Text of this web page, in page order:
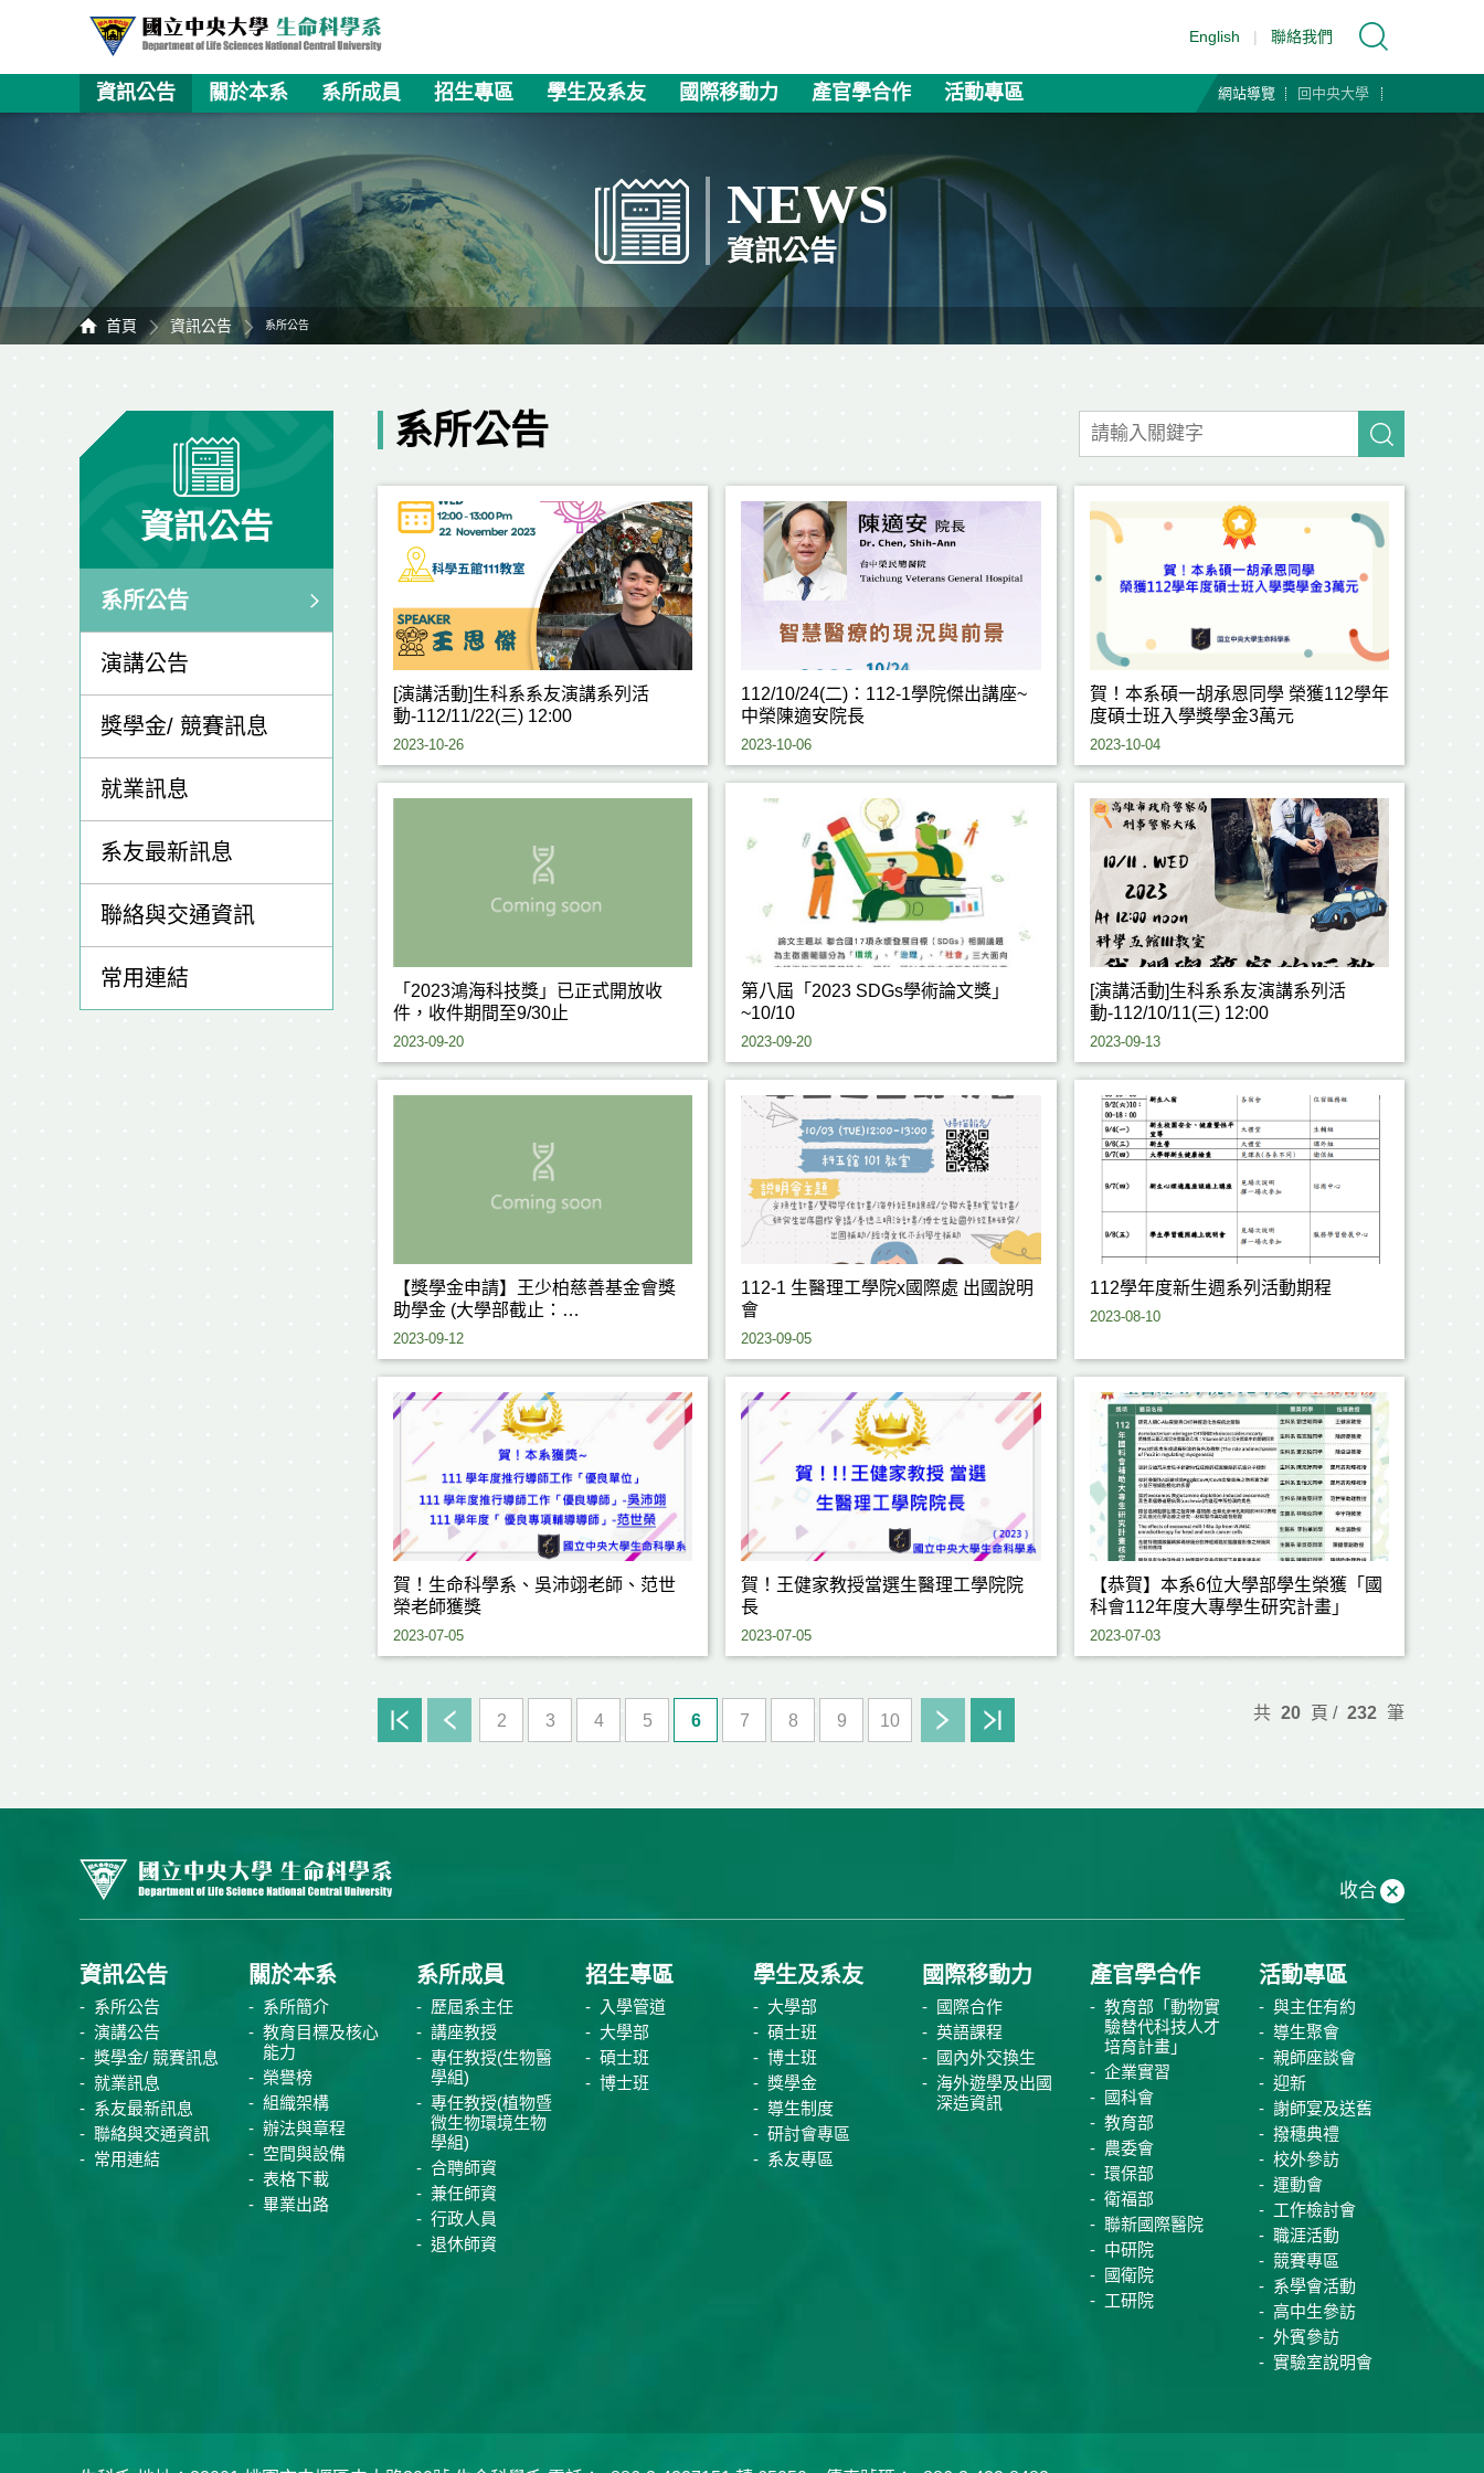
English | 聯絡我們
資訊公告 關於本系 系所成員 招生專區 學生及系友 國際移動力 產官學合作 活動專區 網站導覽 回中央大學
NEWS
資訊公告
首頁 資訊公告 系所公告
資訊公告
系所公告
演講公告
獎學金/ 競賽訊息
就業訊息
系友最新訊息
聯絡與交通資訊
常用連結
系所公告
[演講活動]生科系系友演講系列活
動-112/11/22(三) 12:00
2023-10-26
112/10/24(二)：112-1學院傑出講座~
中榮陳適安院長
2023-10-06
賀！本系碩一胡承恩同學 榮獲112學年
度碩士班入學獎學金3萬元
2023-10-04
「2023鴻海科技獎」已正式開放收
件，收件期間至9/30止
2023-09-20
第八屆「2023 SDGs學術論文獎」
~10/10
2023-09-20
[演講活動]生科系系友演講系列活
動-112/10/11(三) 12:00
2023-09-13
【獎學金申請】王少柏慈善基金會獎
助學金 (大學部截止：
112/9/15(五)12:00前)
2023-09-12
112-1 生醫理工學院x國際處 出國說明
會
2023-09-05
112學年度新生週系列活動期程
2023-08-10
賀！生命科學系、吳沛翊老師、范世
榮老師獲獎
2023-07-05
賀！王健家教授當選生醫理工學院院
長
2023-07-05
【恭賀】本系6位大學部學生榮獲「國
科會112年度大專學生研究計畫」
2023-07-03
2 3 4 5 6 7 8 9 10 共 20 頁 / 232 筆
收合
資訊公告
系所公告
演講公告
獎學金/ 競賽訊息
就業訊息
系友最新訊息
聯絡與交通資訊
常用連結
關於本系
系所簡介
教育目標及核心
能力
榮譽榜
組織架構
辦法與章程
空間與設備
表格下載
畢業出路
系所成員
歷屆系主任
講座教授
專任教授(生物醫
學組)
專任教授(植物暨
微生物環境生物
學組)
合聘師資
兼任師資
行政人員
退休師資
招生專區
入學管道
大學部
碩士班
博士班
學生及系友
大學部
碩士班
博士班
獎學金
導生制度
研討會專區
系友專區
國際移動力
國際合作
英語課程
國內外交換生
海外遊學及出國
深造資訊
產官學合作
教育部「動物實
驗替代科技人才
培育計畫」
企業實習
國科會
教育部
農委會
環保部
衛福部
聯新國際醫院
中研院
國衛院
工研院
活動專區
與主任有約
導生聚會
親師座談會
迎新
謝師宴及送舊
撥穗典禮
校外參訪
運動會
工作檢討會
職涯活動
競賽專區
系學會活動
高中生參訪
外賓參訪
實驗室說明會